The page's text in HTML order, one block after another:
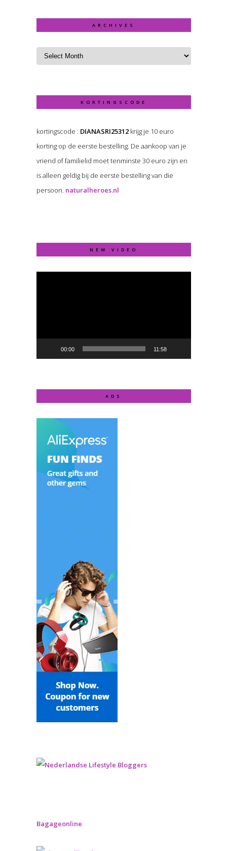
ARCHIVES
KORTINGSCODE
kortingscode : DIANASRI25312krijg je 10 euro
korting op de eerste bestelling. De aankoop van je
vriend of familielid moet tenminste 30 euro zijn en
is alleen geldig bij de eerste bestelling van die
persoon. naturalheroes.nl
NEW VIDEO
Video
00:00 11:58
ADS
Bagageonline